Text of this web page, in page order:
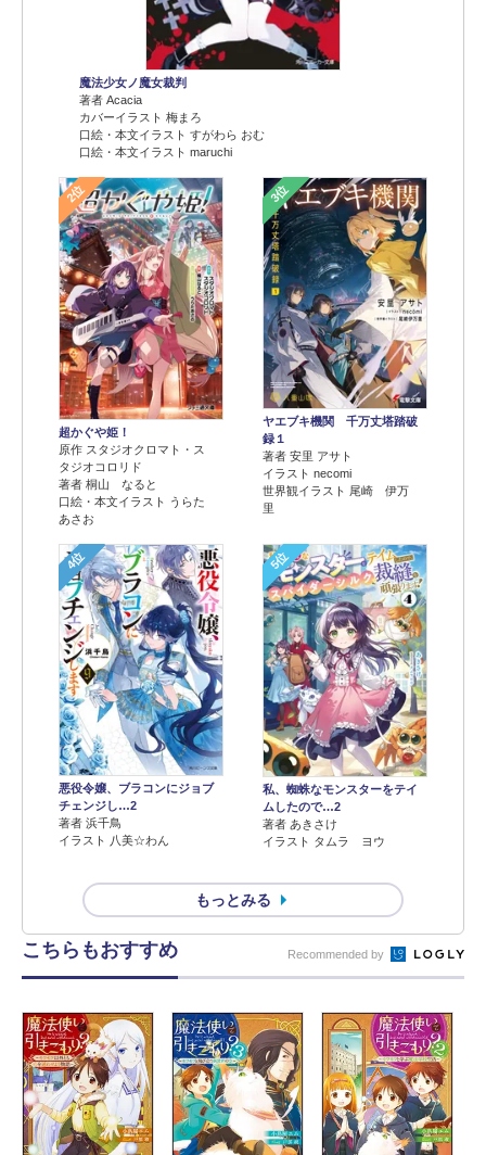
魔法少女ノ魔女裁判
著者 Acacia
カバーイラスト 梅まろ
口絵・本文イラスト すがわら おむ
口絵・本文イラスト maruchi
2位
超かぐや姫！
原作 スタジオクロマト・ス
タジオコロリド
著者 桐山 なると
口絵・本文イラスト うらた
あさお
3位
ヤエブキ機関 千万丈塔踏破
録１
著者 安里 アサト
イラスト necomi
世界観イラスト 尾崎 伊万
里
4位
悪役令嬢、ブラコンにジョブ
チェンジし…2
著者 浜千鳥
イラスト 八美☆わん
5位
私、蜘蛛なモンスターをテイ
ムしたので…2
著者 あきさけ
イラスト タムラ ヨウ
もっとみる
こちらもおすすめ Recommended by